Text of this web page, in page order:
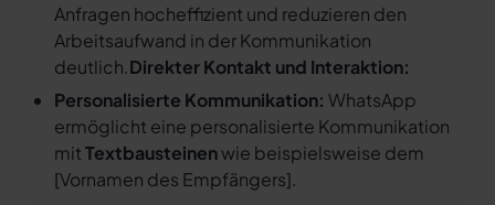
Anfragen hocheffizient und reduzieren den
Arbeitsaufwand in der Kommunikation
deutlich.Direkter Kontakt und Interaktion:
Personalisierte Kommunikation: WhatsApp
ermöglicht eine personalisierte Kommunikation
mitTextbausteinenwie beispielsweise dem
[Vornamen des Empfängers].